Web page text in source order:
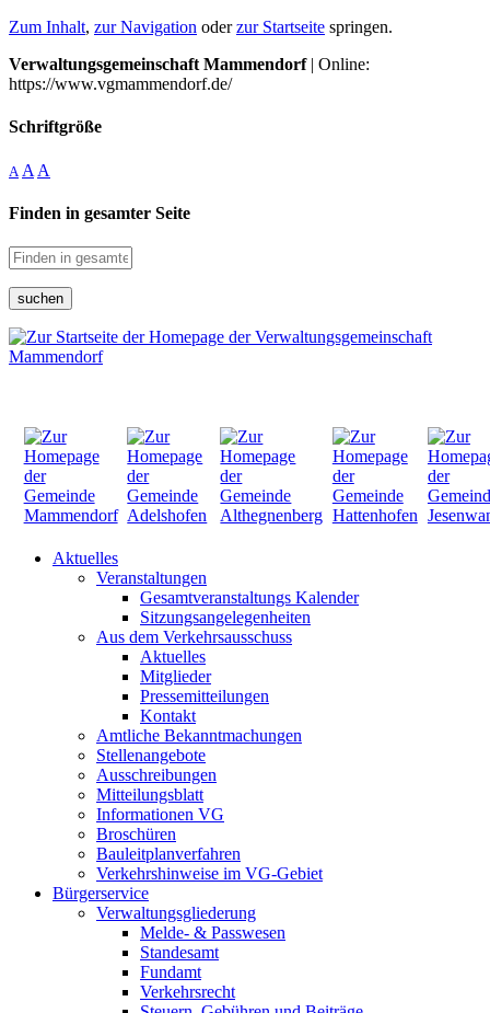
Zum Inhalt, zur Navigation oderzur Startseite springen.
Verwaltungsgemeinschaft Mammendorf| Online:
https://www.vgmammendorf.de/
Schriftgröße
A A A
Finden in gesamter Seite
suchen
Aktuelles
Veranstaltungen
Gesamtveranstaltungs Kalender
Sitzungsangelegenheiten
Aus dem Verkehrsausschuss
Aktuelles
Mitglieder
Pressemitteilungen
Kontakt
Amtliche Bekanntmachungen
Stellenangebote
Ausschreibungen
Mitteilungsblatt
Informationen VG
Broschüren
Bauleitplanverfahren
Verkehrshinweise im VG-Gebiet
Bürgerservice
Verwaltungsgliederung
Melde- & Passwesen
Standesamt
Fundamt
Verkehrsrecht